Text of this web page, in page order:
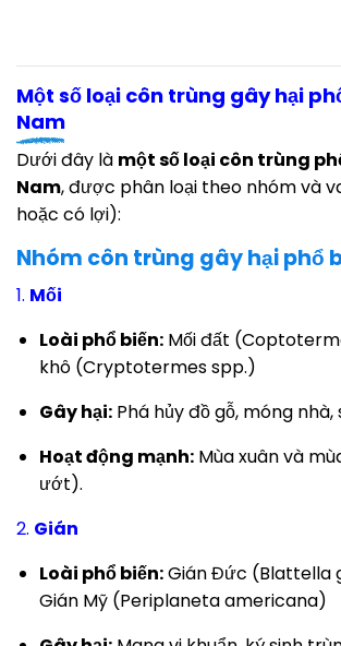
Một số loại côn trùng gây hại
Nam
Dưới đây là một số loại côn trùng
Nam, được phân loại theo nhóm và
hoặc có lợi):
Nhóm côn trùng gây hại phổ
1. Mối
Loài phổ biến:Mối đất
khô (Cryptotermes spp.)
Gây hại:Phá hủy đồ gỗ, móng nhà,
Hoạt động mạnh:Mùa xuân và
ướt).
2. Gián
Loài phổ biến:Gián Đức (Blattella
Gián Mỹ (Periplaneta americana)